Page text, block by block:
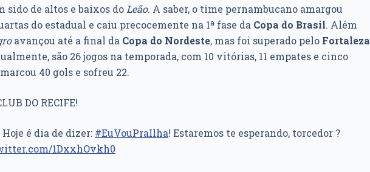
sido de altos e baixos do Leão. A saber, o time pernambucano amargou
do estadual e caiu precocemente na 1ª fase da Copa do Brasil. Além
avançou até a final da Copa do Nordeste, mas foi superado pelo Fortaleza
são 26 jogos na temporada, com 10 vitórias, 11 empates e cinco
40 gols e sofreu 22.
DO RECIFE!
é dia de dizer: #EuVouPraIlha! Estaremos te esperando, torcedor ?
1DxxhOvkh0